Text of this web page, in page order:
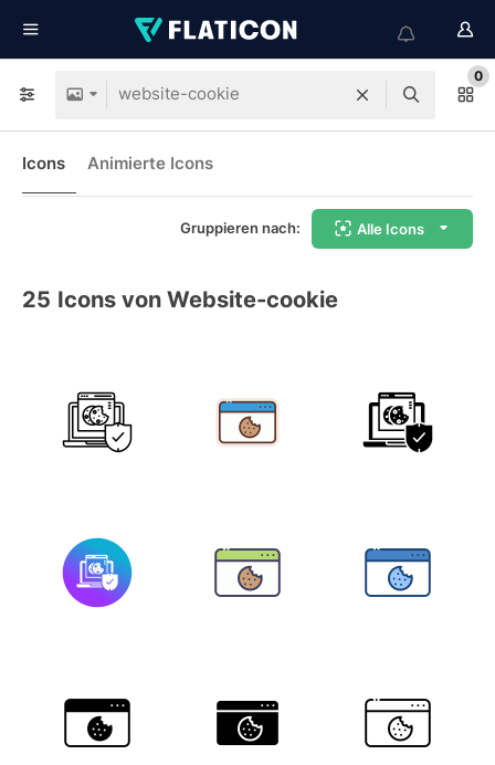
0
Icons Animierte Icons
Gruppieren nach: Alle Icons
25 Icons von Website-cookie